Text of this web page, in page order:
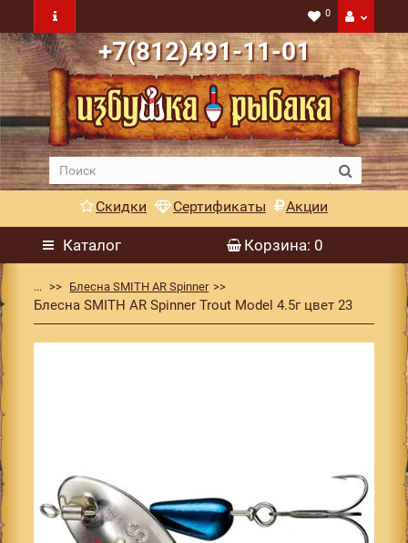
0
+7(812)491-11-01
Скидки Сертификаты Акции
Каталог Корзина: 0
... Блесна SMITH AR Spinner
Блесна SMITH AR Spinner Trout Model 4.5г цвет 23